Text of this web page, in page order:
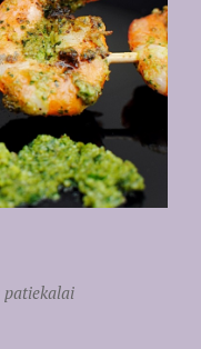
patiekalai